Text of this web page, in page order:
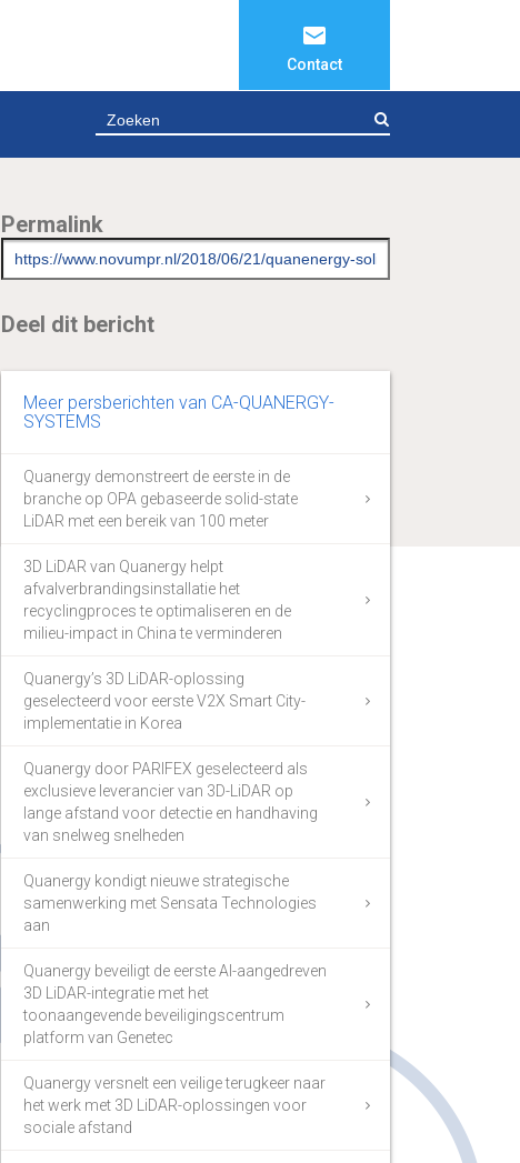
Contact
Permalink
Deel dit bericht
Meer persberichten van CA-QUANERGY-
SYSTEMS
Quanergy demonstreert de eerste in de
branche op OPA gebaseerde solid-state
LiDAR met een bereik van 100 meter
3D LiDAR van Quanergy helpt
afvalverbrandingsinstallatie het
recyclingproces te optimaliseren en de
milieu-impact in China te verminderen
Quanergy’s 3D LiDAR-oplossing
geselecteerd voor eerste V2X Smart City-
implementatie in Korea
Quanergy door PARIFEX geselecteerd als
exclusieve leverancier van 3D-LiDAR op
lange afstand voor detectie en handhaving
van snelweg snelheden
Quanergy kondigt nieuwe strategische
samenwerking met Sensata Technologies
aan
Quanergy beveiligt de eerste AI-aangedreven
3D LiDAR-integratie met het
toonaangevende beveiligingscentrum
platform van Genetec
Quanergy versnelt een veilige terugkeer naar
het werk met 3D LiDAR-oplossingen voor
sociale afstand